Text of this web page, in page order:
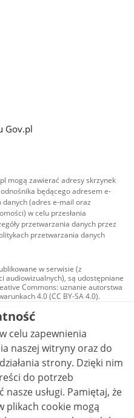
Gov.pl
mogą zawierać adresy skrzynek
będącego adresem e-
(adres e-mail oraz
w celu przesłania
przetwarzania danych przez
przetwarzania danych
w serwisie (z
audiowizualnych), są udostępniane
Commons: uznanie autorstwa
4.0 (CC BY-SA 4.0).
w tym zdjęcia, materiały
na licencji typu
uznanie autorstwa użycie
utworów zależnych 4.0 (CC BY-
jest to stwierdzone inaczej.
celu zapewnienia
naszej witryny oraz do
strony. Dzięki nim
do potrzeb
Pamiętaj, że
plikach cookie mogą